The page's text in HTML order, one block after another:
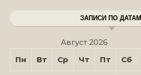
ЗАПИСИ ПО ДАТАМ
Август 2026
Пн
Вт Ср Чт Пт Сб